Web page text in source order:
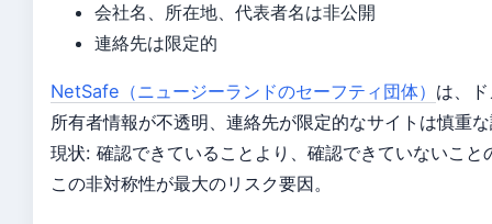
会社名、所在地、代表者名は非公開
連絡先は限定的
NetSafe（ニュージーランドのセーフティ団体） は、
所有者情報が不透明、連絡先が限定的なサイトは慎重
現状: 確認できていることより、確認できていないこと
この非対称性が最大のリスク要因。